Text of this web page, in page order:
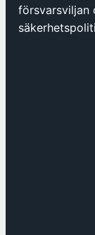
försvarsviljan